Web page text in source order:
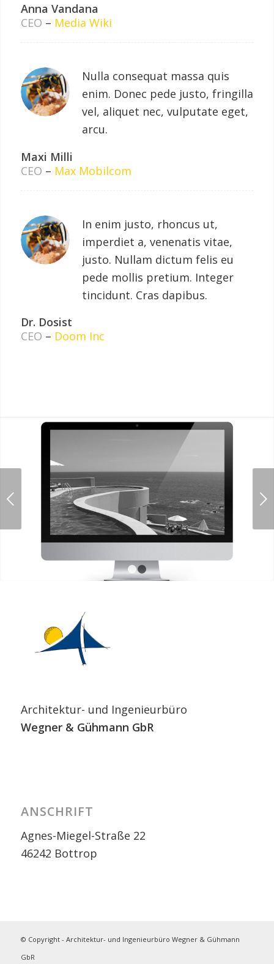
Anna Vandana
CEO – Media Wiki
Nulla consequat massa quis
enim. Donec pede justo, fringilla
vel, aliquet nec, vulputate eget,
arcu.
Maxi Milli
CEO – Max Mobilcom
In enim justo, rhoncus ut,
imperdiet a, venenatis vitae,
justo. Nullam dictum felis eu
pede mollis pretium. Integer
tincidunt. Cras dapibus.
Dr. Dosist
CEO – Doom Inc
Weiter
Architektur- und Ingenieurbüro
Wegner& Gühmann GbR
ANSCHRIFT
Agnes-Miegel-Straße 22
46242 Bottrop
© Copyright - Architektur- und Ingenieurbüro Wegner & Gühmann
GbR